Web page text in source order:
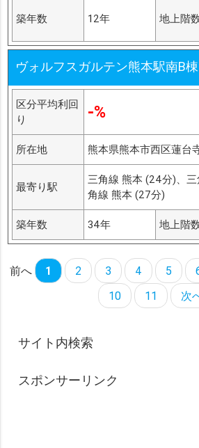
築年数 12年 地上階
ヴォルフスガルテン熊本駅南B棟
区分平均利回
り
-%
所在地 熊本県熊本市西区蓮台
最寄り駅
三角線 熊本 (24分)、
角線 熊本 (27分)
築年数 34年 地上階
前へ 1 2 3 4 5
10
11 次
サイト内検索
スポンサーリンク